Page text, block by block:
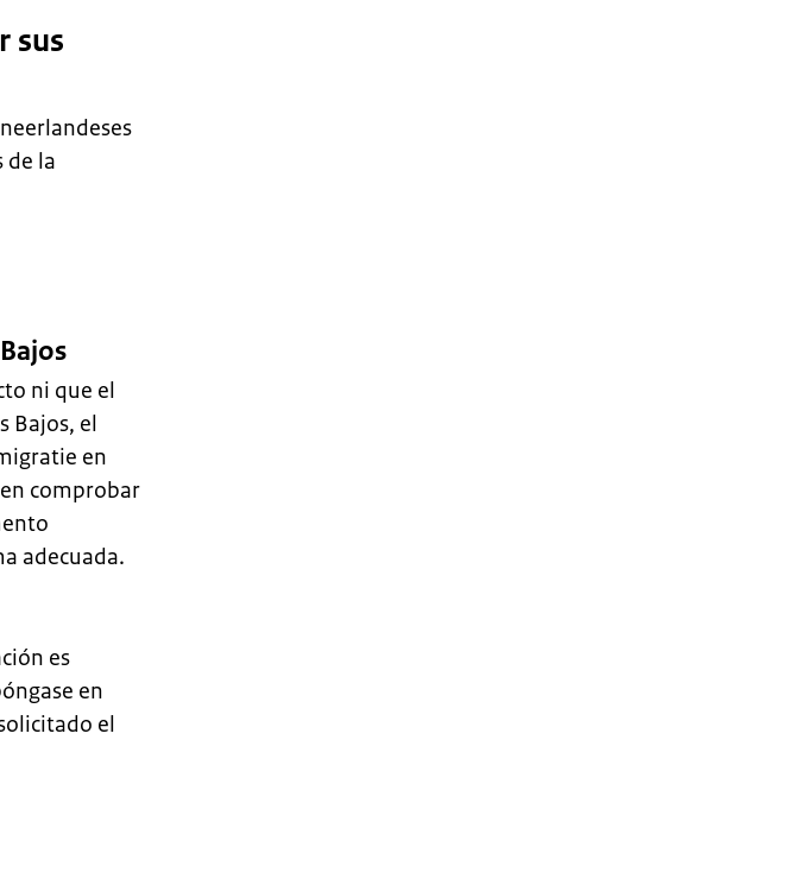
sus
de la
ni que el
Bajos, el
en
comprobar
adecuada.
es
en
el